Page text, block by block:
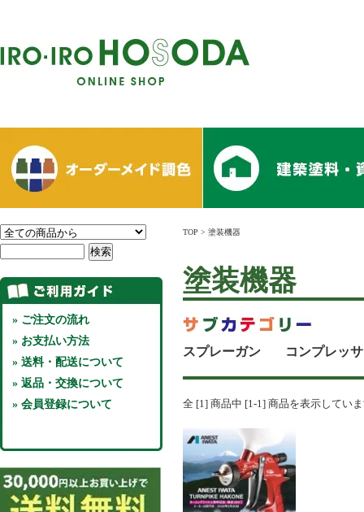
» ご注文の流れ
» お支払い方法
» 送料・配送について
» 返品・交換について
» 会員登録について
TOP > 塗装機器
塗装機器
スプレーガン コンプレッ
全 [1] 商品中 [1-1] 商品を表示してい